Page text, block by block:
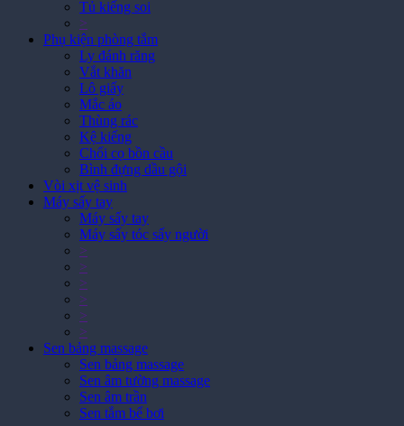
Tủ kiếng soi
>
Phụ kiện phòng tắm
Ly đánh răng
Vắt khăn
Lô giấy
Mắc áo
Thùng rác
Kệ kiếng
Chổi cọ bồn cầu
Bình đựng dầu gội
Vòi xịt vệ sinh
Máy sấy tay
Máy sấy tay
Máy sấy tóc sấy người
>
>
>
>
>
>
Sen bảng massage
Sen bảng massage
Sen âm tường massage
Sen âm trần
Sen tắm bể bơi